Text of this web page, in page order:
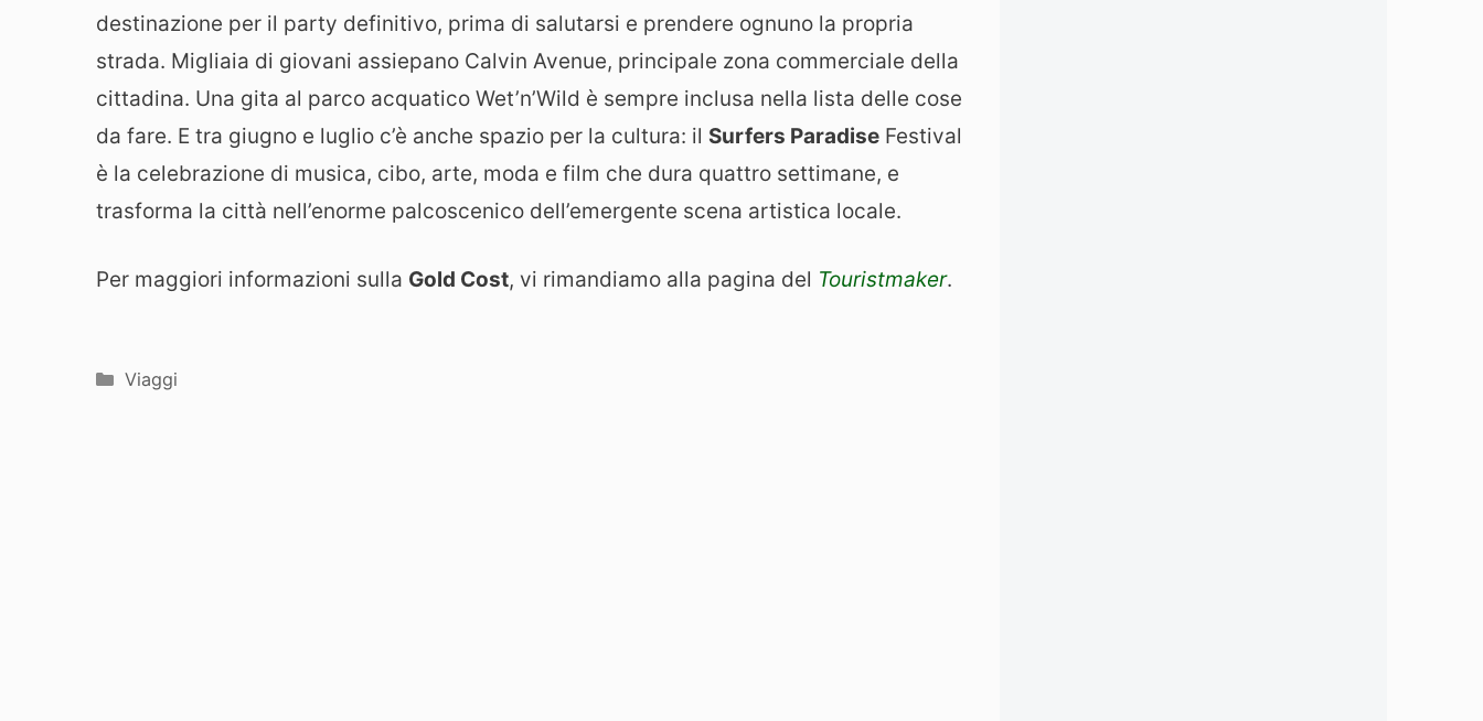
destinazione per il party definitivo, prima di salutarsi e prendere ognuno la propria
strada. Migliaia di giovani assiepano Calvin Avenue, principale zona commerciale della
cittadina. Una gita al parco acquatico Wet’n’Wild è sempre inclusa nella lista delle cose
da fare. E tra giugno e luglio c’è anche spazio per la cultura: il Surfers Paradise Festival
è la celebrazione di musica, cibo, arte, moda e film che dura quattro settimane, e
trasforma la città nell’enorme palcoscenico dell’emergente scena artistica locale.
Per maggiori informazioni sulla Gold Cost, vi rimandiamo alla pagina del Touristmaker.
Categorie
Viaggi